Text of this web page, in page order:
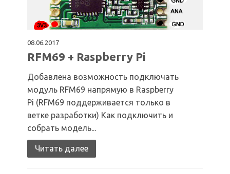
08.06.2017
RFM69 + Raspberry Pi
Добавлена возможность подключать
модуль RFM69 напрямую в Raspberry
Pi (RFM69 поддерживается только в
ветке разработки) Как подключить и
собрать модель...
Читать далее